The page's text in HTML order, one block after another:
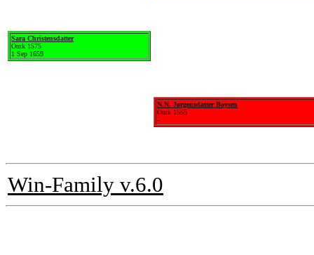
Sara Christensdatter
Omk 1575
1 Sep 1659
N.N. Jørgensdatter Boysen
Omk 1555
-
Win-Family v.6.0